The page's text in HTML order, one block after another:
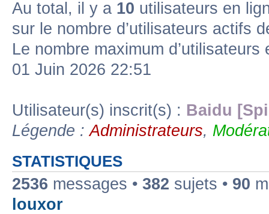
Au total, il y a 10 utilisateurs en
sur le nombre d’utilisateurs actifs
Le nombre maximum
01 Juin 2026 22:51
Utilisateur(s) inscrit(s) : Baidu
Légende :Administrateurs,
STATISTIQUES
2536 messages • 382 sujets • 90
louxor